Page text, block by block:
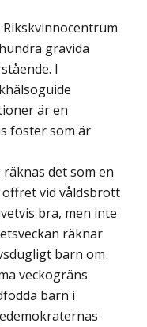
gravida
I
är en
foster som är
det som en
vid våldsbrott
bra, men inte
räknar
barn om
veckogräns
barn i